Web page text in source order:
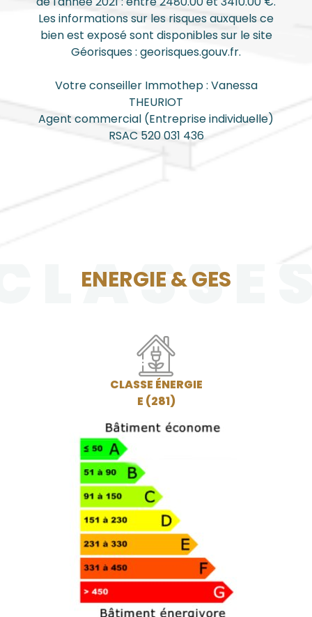
Les informations sur les risques auxquels ce
bien est exposé sont disponibles sur le site
Géorisques : georisques.gouv.fr.
Votre conseiller Immothep : Vanessa
THEURIOT
Agent commercial (Entreprise individuelle)
RSAC 520 031 436
ENERGIE & GES
CLASSE ÉNERGIE
E (281)